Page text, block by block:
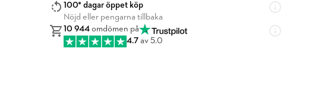
100* dagar öppet köp
Nöjd eller pengarna tillbaka
10 944 omdömen på
4.7 av 5.0